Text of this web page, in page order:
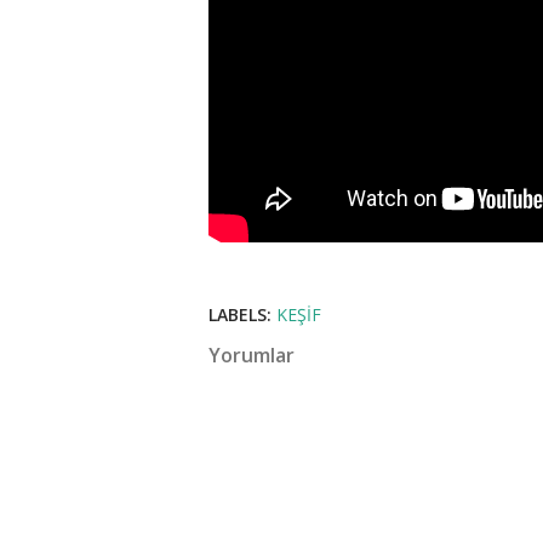
LABELS: KEŞIF
Yorumlar